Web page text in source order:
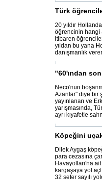
Türk
20 yıldır
öğrencinin hangi
itibaren
yıldan bu yana
danışmanlık
"60'ından
Neco'nun
Azanlar" diye bir
yayınlanan ve
yarışmasında,
ayrı kıyafetle
Köpeğini
Dilek Aygaş
para cezasına
Havayolları'na
kargaşaya yol
32 sefer sayılı